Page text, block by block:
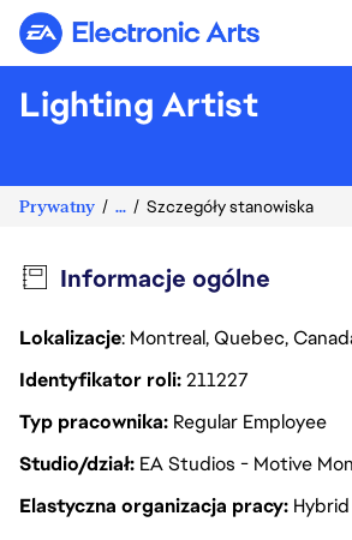
Electronic Arts
Lighting Artist
Prywatny ... Szczegóły stanowiska
Informacje ogólne
Lokalizacje: Montreal, Quebec,
Identyfikator roli211227
Typ pracownika Regular Employee
Studio/dział EA Studios - Motive
Elastyczna organizacja pracy Hybrid